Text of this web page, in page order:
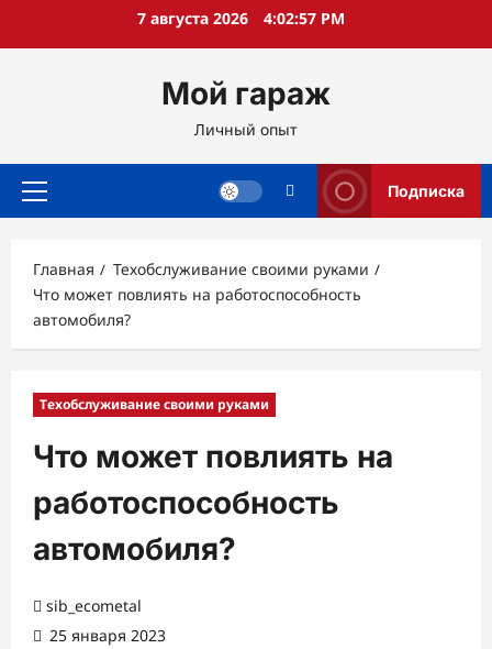
7 августа 2026 4:02:58 PM
Мой гараж
Личный опыт
Основное
Подписка
Главная
Техобслуживание своими руками
Что может повлиять на работоспособность
автомобиля?
Техобслуживание своими руками
Что может повлиять на
работоспособность
автомобиля?
sib_ecometal
25 января 2023